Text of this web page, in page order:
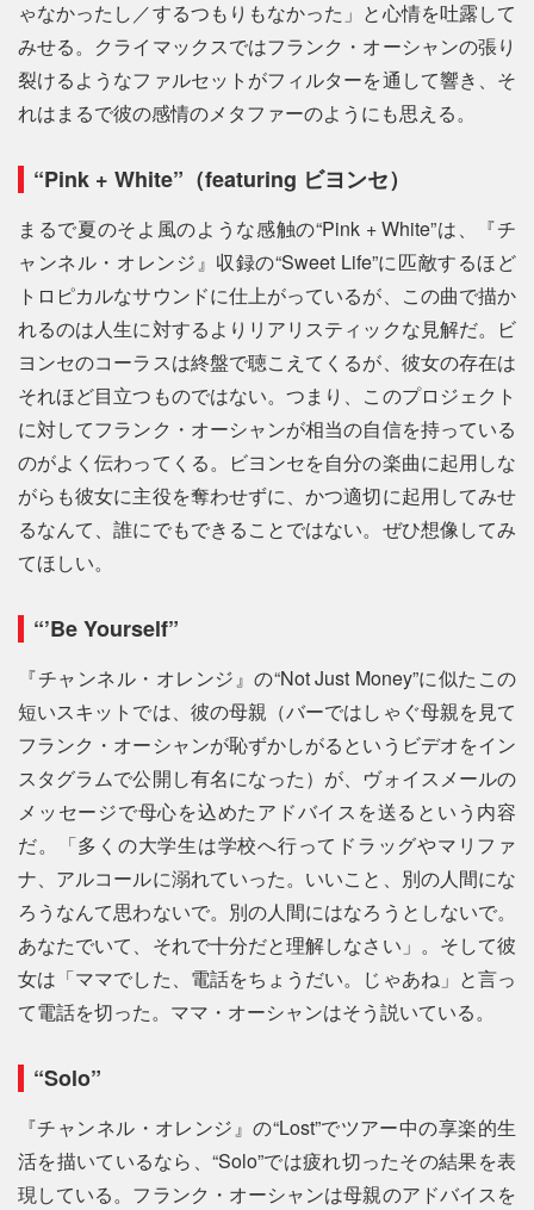
ゃなかったし／するつもりもなかった」と心情を吐露して
みせる。クライマックスではフランク・オーシャンの張り
裂けるようなファルセットがフィルターを通して響き、そ
れはまるで彼の感情のメタファーのようにも思える。
“Pink + White”（featuring ビヨンセ）
まるで夏のそよ風のような感触の“Pink + White”は、『チ
ャンネル・オレンジ』収録の“Sweet Life”に匹敵するほど
トロピカルなサウンドに仕上がっているが、この曲で描か
れるのは人生に対するよりリアリスティックな見解だ。ビ
ヨンセのコーラスは終盤で聴こえてくるが、彼女の存在は
それほど目立つものではない。つまり、このプロジェクト
に対してフランク・オーシャンが相当の自信を持っている
のがよく伝わってくる。ビヨンセを自分の楽曲に起用しな
がらも彼女に主役を奪わせずに、かつ適切に起用してみせ
るなんて、誰にでもできることではない。ぜひ想像してみ
てほしい。
“’Be Yourself”
『チャンネル・オレンジ』の“Not Just Money”に似たこの
短いスキットでは、彼の母親（バーではしゃぐ母親を見て
フランク・オーシャンが恥ずかしがるというビデオをイン
スタグラムで公開し有名になった）が、ヴォイスメールの
メッセージで母心を込めたアドバイスを送るという内容
だ。「多くの大学生は学校へ行ってドラッグやマリファ
ナ、アルコールに溺れていった。いいこと、別の人間にな
ろうなんて思わないで。別の人間にはなろうとしないで。
あなたでいて、それで十分だと理解しなさい」。そして彼
女は「ママでした、電話をちょうだい。じゃあね」と言っ
て電話を切った。ママ・オーシャンはそう説いている。
“Solo”
『チャンネル・オレンジ』の“Lost”でツアー中の享楽的生
活を描いているなら、“Solo”では疲れ切ったその結果を表
現している。フランク・オーシャンは母親のアドバイスを